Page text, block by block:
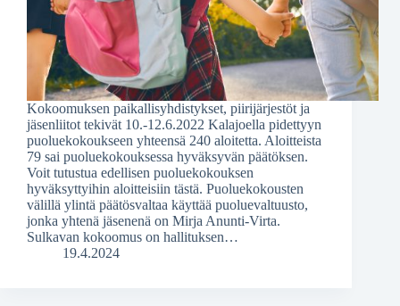
Kokoomuksen paikallisyhdistykset, piirijärjestöt ja
jäsenliitot tekivät 10.-12.6.2022 Kalajoella pidettyyn
puoluekokoukseen yhteensä 240 aloitetta. Aloitteista
79 sai puoluekokouksessa hyväksyvän päätöksen.
Voit tutustua edellisen puoluekokouksen
hyväksyttyihin aloitteisiin tästä. Puoluekokousten
välillä ylintä päätösvaltaa käyttää puoluevaltuusto,
jonka yhtenä jäsenenä on Mirja Anunti-Virta.
Sulkavan kokoomus on hallituksen…
19.4.2024